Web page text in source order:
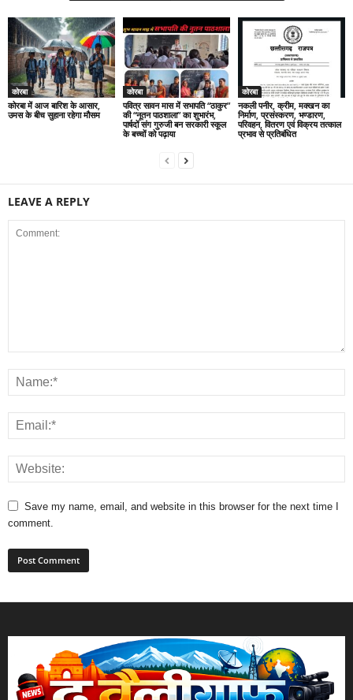
कोरबा
कोरबा में आज बारिश के आसार,
उमस के बीच सुहाना रहेगा मौसम
कोरबा
पवित्र सावन मास में सभापति “ठाकुर”
की “नूतन पाठशाला” का शुभारंभ,
पार्षदों संग गुरुजी बन सरकारी स्कूल
के बच्चों को पढ़ाया
कोरबा
नकली पनीर, क्रीम, मक्खन का
निर्माण, प्रसंस्करण, भण्डारण,
परिवहन, वितरण एवं विक्रय तत्काल
प्रभाव से प्रतिबंधित
LEAVE A REPLY
Save my name, email, and website in this browser for the next time I
comment.